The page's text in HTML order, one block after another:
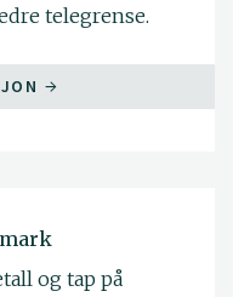
telegrense.
og tap på